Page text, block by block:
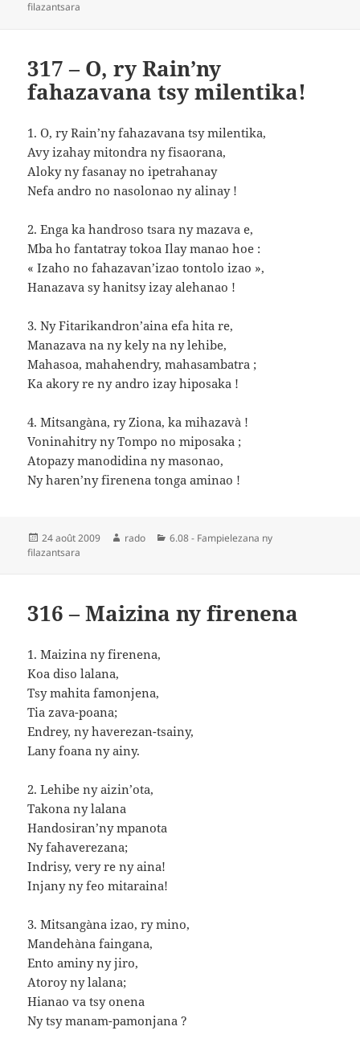
le
filazantsara
317 – O, ry Rain’ny
fahazavana tsy milentika!
1. O, ry Rain’ny fahazavana tsy milentika,
Avy izahay mitondra ny fisaorana,
Aloky ny fasanay no ipetrahanay
Nefa andro no nasolonao ny alinay !
2. Enga ka handroso tsara ny mazava e,
Mba ho fantatray tokoa Ilay manao hoe :
« Izaho no fahazavan’izao tontolo izao »,
Hanazava sy hanitsy izay alehanao !
3. Ny Fitarikandron’aina efa hita re,
Manazava na ny kely na ny lehibe,
Mahasoa, mahahendry, mahasambatra ;
Ka akory re ny andro izay hiposaka !
4. Mitsangàna, ry Ziona, ka mihazavà !
Voninahitry ny Tompo no miposaka ;
Atopazy manodidina ny masonao,
Ny haren’ny firenena tonga aminao !
Publié
le
24 août 2009 Auteur
rado Catégories
6.08 - Fampielezana ny
filazantsara
316 – Maizina ny firenena
1. Maizina ny firenena,
Koa diso lalana,
Tsy mahita famonjena,
Tia zava-poana;
Endrey, ny haverezan-tsainy,
Lany foana ny ainy.
2. Lehibe ny aizin’ota,
Takona ny lalana
Handosiran’ny mpanota
Ny fahaverezana;
Indrisy, very re ny aina!
Injany ny feo mitaraina!
3. Mitsangàna izao, ry mino,
Mandehàna faingana,
Ento aminy ny jiro,
Atoroy ny lalana;
Hianao va tsy onena
Ny tsy manam-pamonjana ?